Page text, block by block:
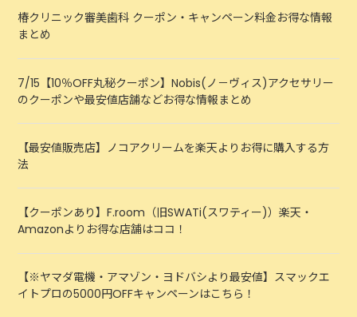
椿クリニック審美歯科 クーポン・キャンペーン料金お得な情報
まとめ
7/15【10％OFF丸秘クーポン】Nobis(ノ－ヴィス)アクセサリー
のクーポンや最安値店舗などお得な情報まとめ
【最安値販売店】ノコアクリームを楽天よりお得に購入する方
法
【クーポンあり】F.room（旧SWATi(スワティー)）楽天・
Amazonよりお得な店舗はココ！
【※ヤマダ電機・アマゾン・ヨドバシより最安値】スマックエ
イトプロの5000円OFFキャンペーンはこちら！